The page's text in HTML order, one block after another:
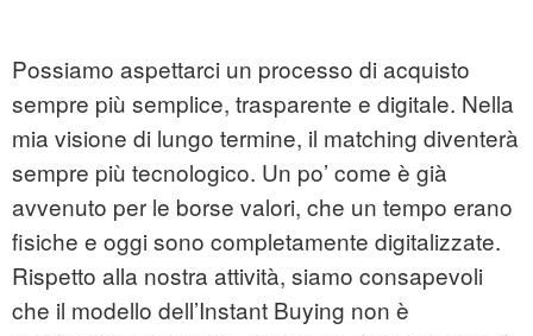
Possiamo aspettarci un processo di acquisto
sempre più semplice, trasparente e digitale. Nella
mia visione di lungo termine, il matching diventerà
sempre più tecnologico. Un po’ come è già
avvenuto per le borse valori, che un tempo erano
fisiche e oggi sono completamente digitalizzate.
Rispetto alla nostra attività, siamo consapevoli
che il modello dell’Instant Buying non è